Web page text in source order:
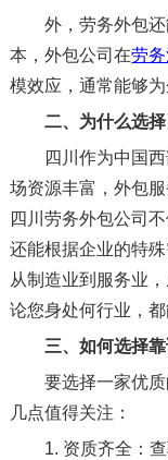
外，劳务外包
本，外包公司在劳
模效应，通常能够
二、 为什么选
四川作为中国
场资源丰富，外包
四川劳务外包公司
还能根据企业的特
从制造业到服务业
论您身处何行业，
三、如何选择
要选择一家优
几点值得关注：
1. 资质齐全：